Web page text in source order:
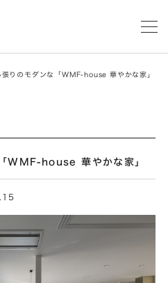
メ
ー
張りのモダンな「WMF-house 華やかな家」
WMF-house 華やかな家」